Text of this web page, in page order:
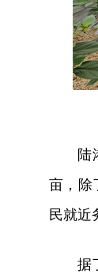
陆
亩，除
民就近
据